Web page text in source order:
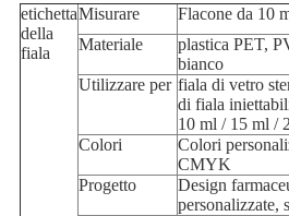
etichetta
della
fiala
Misurare
Flacone da 10
Materiale
plastica PET,
bianco
Utilizzare per fiala di vetro
di fiala
10 ml / 15 ml /
Colori
Colori
CMYK
Progetto
Design
personalizzate,